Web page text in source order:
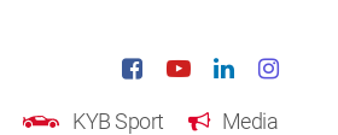
KYB Sport Media